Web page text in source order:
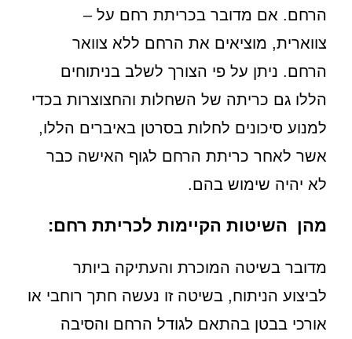
הרחם. אם מדובר בכריתת רחם על –
צווארית, מוציאים את הרחם ללא צוואר
הרחם. ניתן על פי הצורך לשלב בניתוחים
הללו גם כריתה של השחלות והחצוצרות בכדי
למנוע סיכונים לחלות בסרטן באיברים הללו,
אשר לאחר כריתת הרחם לגוף האישה כבר
לא יהיה שימוש בהם.
מהן השיטות הקיימות לכריתת רחם:
מדובר בשיטה המוכרת והעתיקה ביותר
לביצוע הניתוח, בשיטה זו נעשה חתך רוחבי או
אורכי בבטן בהתאם לגודל הרחם והסיבה